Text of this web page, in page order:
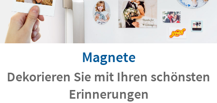
Magnete
Dekorieren Sie mit Ihren schönsten
Erinnerungen